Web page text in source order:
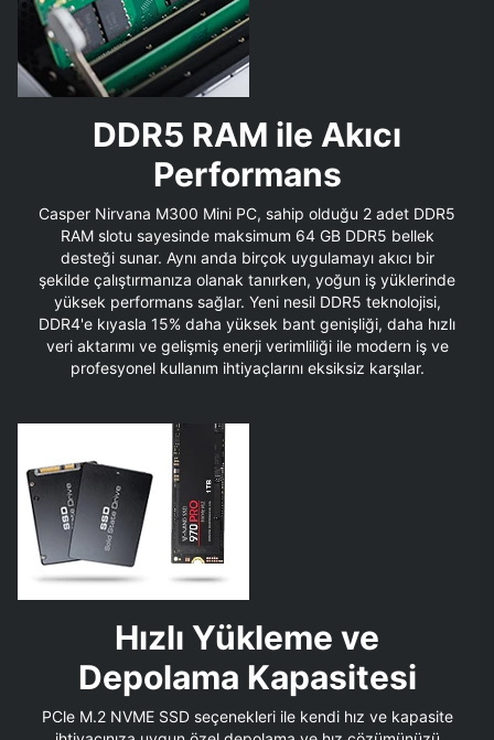
DDR5 RAM ile Akıcı
Performans
Casper Nirvana M300 Mini PC, sahip olduğu 2 adet DDR5
RAM slotu sayesinde maksimum 64 GB DDR5 bellek
desteği sunar. Aynı anda birçok uygulamayı akıcı bir
şekilde çalıştırmanıza olanak tanırken, yoğun iş yüklerinde
yüksek performans sağlar. Yeni nesil DDR5 teknolojisi,
DDR4'e kıyasla 15% daha yüksek bant genişliği, daha hızlı
veri aktarımı ve gelişmiş enerji verimliliği ile modern iş ve
profesyonel kullanım ihtiyaçlarını eksiksiz karşılar.
Hızlı Yükleme ve
Depolama Kapasitesi
PCle M.2 NVME SSD seçenekleri ile kendi hız ve kapasite